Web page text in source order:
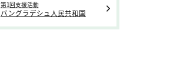
第1回支援活動
バングラデシュ人民共和国